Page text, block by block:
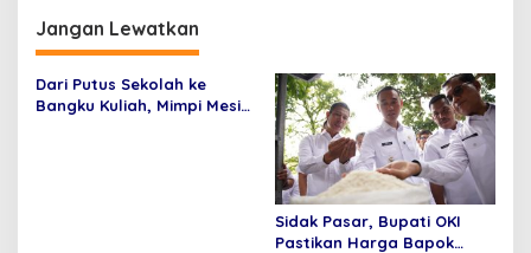
Jangan Lewatkan
Dari Putus Sekolah ke
Bangku Kuliah, Mimpi Mesi
Sidak Pasar, Bupati OKI
Pastikan Harga Bapok